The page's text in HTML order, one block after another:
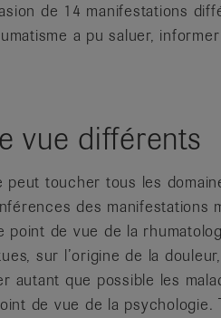
de 14 manifestations
a pu saluer,
vue différents
peut toucher tous les
des manifestations
point de vue de la
sur l’origine de la
autant que possible les
de vue de la